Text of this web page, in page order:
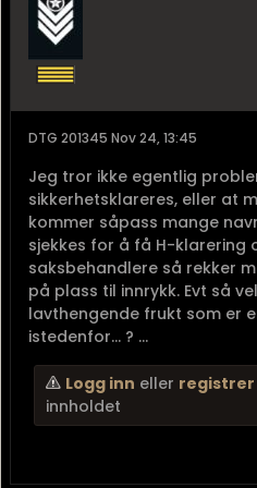
DTG 201345 Nov 24, 13:45
Jeg tror ikke egentlig
sikkerhetsklareres, eller at
kommer såpass mange
sjekkes for å få H-klarering
saksbehandlere så rekker
på plass til innrykk. Evt så
lavthengende frukt som er
istedenfor... ? ...
Logg inn eller registrer
innholdet